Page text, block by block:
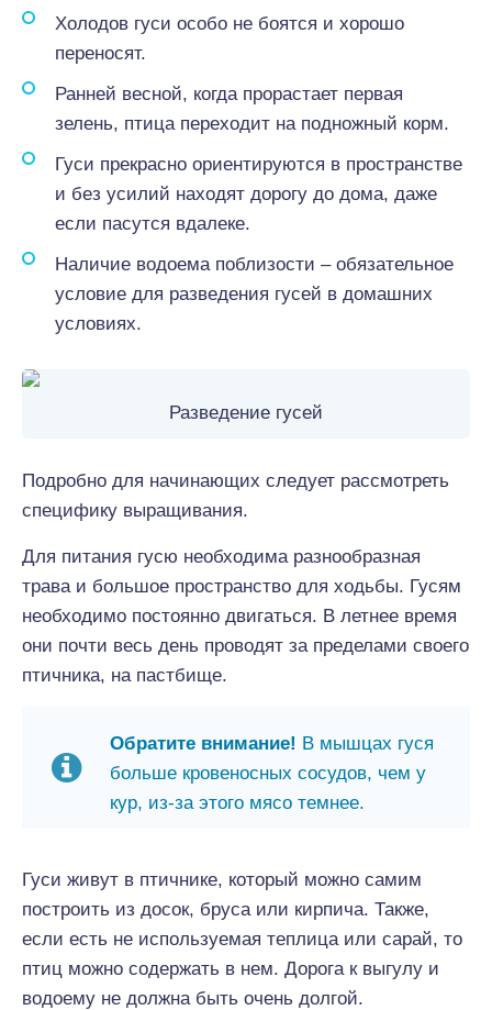
Холодов гуси особо не боятся и хорошо
переносят.
Ранней весной, когда прорастает первая
зелень, птица переходит на подножный корм.
Гуси прекрасно ориентируются в пространстве
и без усилий находят дорогу до дома, даже
если пасутся вдалеке.
Наличие водоема поблизости – обязательное
условие для разведения гусей в домашних
условиях.
Разведение гусей
Подробно для начинающих следует рассмотреть
специфику выращивания.
Для питания гусю необходима разнообразная
трава и большое пространство для ходьбы. Гусям
необходимо постоянно двигаться. В летнее время
они почти весь день проводят за пределами своего
птичника, на пастбище.
Обратите внимание! В мышцах гуся
больше кровеносных сосудов, чем у
кур, из-за этого мясо темнее.
Гуси живут в птичнике, который можно самим
построить из досок, бруса или кирпича. Также,
если есть не используемая теплица или сарай, то
птиц можно содержать в нем. Дорога к выгулу и
водоему не должна быть очень долгой.